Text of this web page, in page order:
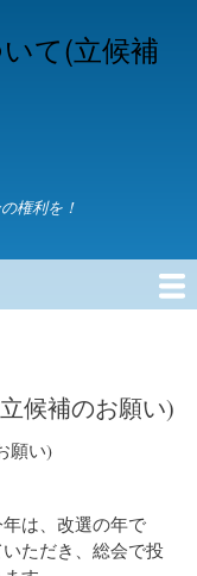
て(立候補
権利を！
候補のお願い)
願い)
は、改選の年で
ただき、総会で投